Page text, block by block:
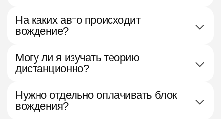
На каких авто происходит
вождение?
Могу ли я изучать теорию
дистанционно?
Нужно отдельно оплачивать блок
вождения?